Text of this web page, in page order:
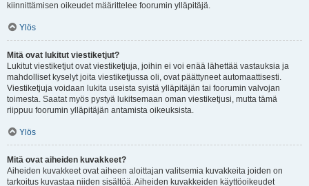
kiinnittämisen oikeudet määrittelee foorumin ylläpitäjä.
Ylös
Mitä ovat lukitut viestiketjut?
Lukitut viestiketjut ovat viestiketjuja, joihin ei voi enää lähettää vastauksia ja
mahdolliset kyselyt joita viestiketjussa oli, ovat päättyneet automaattisesti.
Viestiketjuja voidaan lukita useista syistä ylläpitäjän tai foorumin valvojan
toimesta. Saatat myös pystyä lukitsemaan oman viestiketjusi, mutta tämä
riippuu foorumin ylläpitäjän antamista oikeuksista.
Ylös
Mitä ovat aiheiden kuvakkeet?
Aiheiden kuvakkeet ovat aiheen aloittajan valitsemia kuvakkeita joiden on
tarkoitus kuvastaa niiden sisältöä. Aiheiden kuvakkeiden käyttöoikeudet